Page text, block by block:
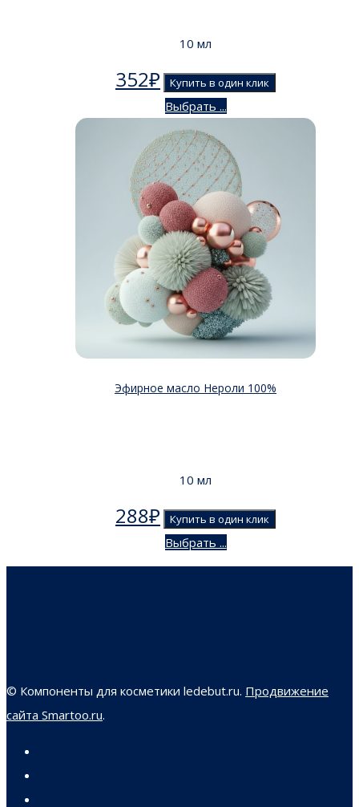
10 мл
352₽ Купить в один клик
Выбрать ...
Эфирное масло Нероли 100%
10 мл
288₽ Купить в один клик
Выбрать ...
© Компоненты для косметики ledebut.ru. Продвижение
сайта Smartoo.ru.